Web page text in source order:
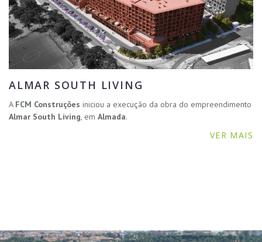
ALMAR SOUTH LIVING
A FCM Construções iniciou a execução da obra do empreendimento
Almar South Living, em Almada.
VER MAIS